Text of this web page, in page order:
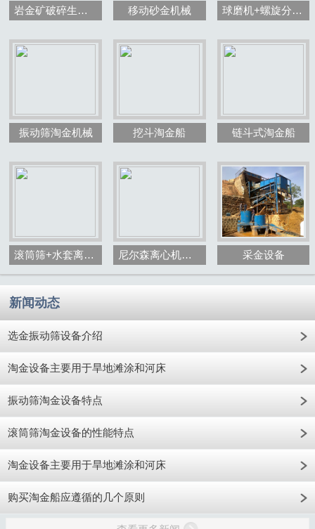
岩金矿破碎生产线效果图 移动砂金机械 球磨机+螺旋分级机
振动筛淘金机械 挖斗淘金船 链斗式淘金船
滚筒筛+水套离心机+砂金选矿设备 尼尔森离心机选金设备 采金设备
新闻动态
选金振动筛设备介绍
淘金设备主要用于旱地滩涂和河床
振动筛淘金设备特点
滚筒筛淘金设备的性能特点
淘金设备主要用于旱地滩涂和河床
购买淘金船应遵循的几个原则